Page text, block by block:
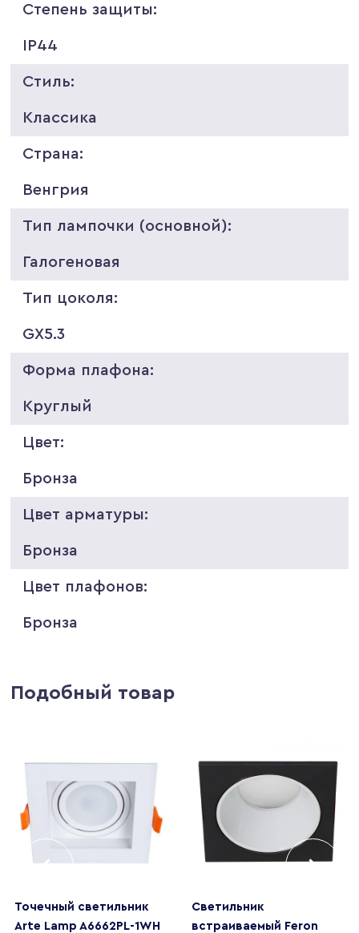
Степень защиты:
IP44
Стиль:
Классика
Страна:
Венгрия
Тип лампочки (основной):
Галогеновая
Тип цоколя:
GX5.3
Форма плафона:
Круглый
Цвет:
Бронза
Цвет арматуры:
Бронза
Цвет плафонов:
Бронза
Подобный товар
Точечный светильник
Arte Lamp A6662PL-1WH
Светильник
встраиваемый Feron